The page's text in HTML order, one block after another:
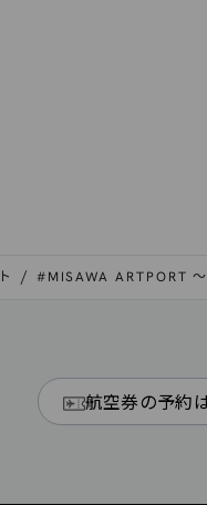
#MISAWA ARTPORT
航空券の予約